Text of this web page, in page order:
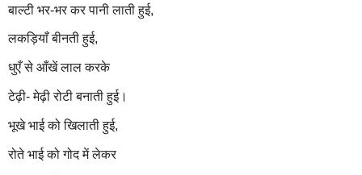
बाल्टी भर-भर कर पानी लाती हुई,
लकड़ियाँ बीनती हुई,
धुएँ से आँखें लाल करके
टेढ़ी- मेढ़ी रोटी बनाती हुई।
भूखे भाई को खिलाती हुई,
रोते भाई को गोद में लेकर